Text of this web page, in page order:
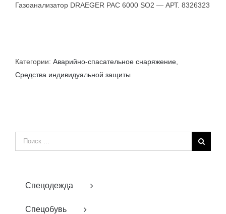
Газоанализатор DRAEGER PAC 6000 SO2 — АРТ. 8326323
Категории: Аварийно-спасательное снаряжение
Средства индивидуальной защиты
Результат
поиска:
Спецодежда
Спецобувь